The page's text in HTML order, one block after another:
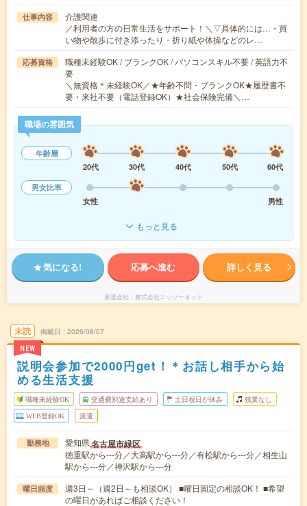
仕事内容
介護関連
／利用者の方の日常生活をサポート！＼▽具体的には…・買
い物や散歩に付き添ったり・折り紙や体操などのレ…
応募資格
職種未経験OK / ブランクOK / パソコンスキル不要 / 英語力不
要
＼無資格＊未経験OK／★年齢不問・ブランクOK★履歴書不
要・来社不要（電話登録OK）★社会保険完備＼…
職場の雰囲気
年齢層
20代
30代 40代 50代
60代
男女比率
女性
男性
もっと見る
気になる! 応募へ進む 詳しく見る
派遣会社 株式会社ニッソーネット
未読
NEW
掲載日 2026/08/07
説明会参加で2000円get！＊お話し相手から始
める生活支援
職種未経験OK 交通費別途支給あり 土日祝日が休み 残業なし
WEB登録OK 派遣
勤務地 愛知県名古屋市緑区
徳重駅から---分／大高駅から---分／有松駅から---分／相生山
駅から---分／神沢駅から---分
曜日頻度
週3日～（週2日～も相談OK） ■曜日固定の相談OK！ ■希望
の曜日があればご相談ください！